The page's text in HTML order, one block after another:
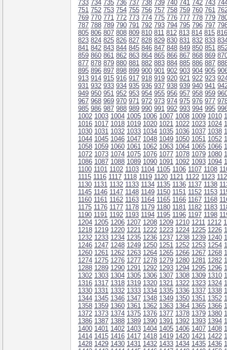
733 734 735 736 737 738 739 740 741 742 743
751 752 753 754 755 756 757 758 759 760 761
769 770 771 772 773 774 775 776 777 778 779
787 788 789 790 791 792 793 794 795 796 797
805 806 807 808 809 810 811 812 813 814 815 816
823 824 825 826 827 828 829 830 831 832 833
841 842 843 844 845 846 847 848 849 850 851
859 860 861 862 863 864 865 866 867 868 869
877 878 879 880 881 882 883 884 885 886 887
895 896 897 898 899 900 901 902 903 904 905
913 914 915 916 917 918 919 920 921 922 923
931 932 933 934 935 936 937 938 939 940 941
949 950 951 952 953 954 955 956 957 958 959
967 968 969 970 971 972 973 974 975 976 977
985 986 987 988 989 990 991 992 993 994 995
1002 1003 1004 1005 1006 1007 1008 1009 1010
1016 1017 1018 1019 1020 1021 1022 1023 1024
1030 1031 1032 1033 1034 1035 1036 1037 1038
1044 1045 1046 1047 1048 1049 1050 1051 1052
1058 1059 1060 1061 1062 1063 1064 1065 1066
1072 1073 1074 1075 1076 1077 1078 1079 1080
1086 1087 1088 1089 1090 1091 1092 1093 1094
1100 1101 1102 1103 1104 1105 1106 1107 1108
1115 1116 1117 1118 1119 1120 1121 1122 1123
1130 1131 1132 1133 1134 1135 1136 1137 1138
1145 1146 1147 1148 1149 1150 1151 1152 1153
1160 1161 1162 1163 1164 1165 1166 1167 1168
1175 1176 1177 1178 1179 1180 1181 1182 1183
1190 1191 1192 1193 1194 1195 1196 1197 1198
1204 1205 1206 1207 1208 1209 1210 1211 1212
1218 1219 1220 1221 1222 1223 1224 1225 1226
1232 1233 1234 1235 1236 1237 1238 1239 1240
1246 1247 1248 1249 1250 1251 1252 1253 1254
1260 1261 1262 1263 1264 1265 1266 1267 1268
1274 1275 1276 1277 1278 1279 1280 1281 1282
1288 1289 1290 1291 1292 1293 1294 1295 1296
1302 1303 1304 1305 1306 1307 1308 1309 1310
1316 1317 1318 1319 1320 1321 1322 1323 1324
1330 1331 1332 1333 1334 1335 1336 1337 1338
1344 1345 1346 1347 1348 1349 1350 1351 1352
1358 1359 1360 1361 1362 1363 1364 1365 1366
1372 1373 1374 1375 1376 1377 1378 1379 1380
1386 1387 1388 1389 1390 1391 1392 1393 1394
1400 1401 1402 1403 1404 1405 1406 1407 1408
1414 1415 1416 1417 1418 1419 1420 1421 1422
1428 1429 1430 1431 1432 1433 1434 1435 1436